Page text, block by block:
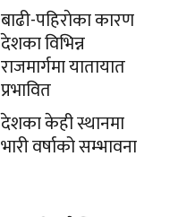
बाढी-पहिराेका कारण
देशका विभिन्न
राजमार्गमा यातायात
प्रभावित
देशका केही स्थानमा
भारी वर्षाको सम्भावना